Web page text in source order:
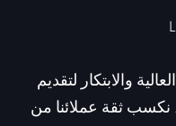
والابتكار لتقديم
نكسب ثقة عملائنا من